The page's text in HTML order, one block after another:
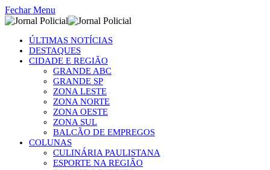
Fechar Menu
ÚLTIMAS NOTÍCIAS
DESTAQUES
CIDADE E REGIÃO
GRANDE ABC
GRANDE SP
ZONA LESTE
ZONA NORTE
ZONA OESTE
ZONA SUL
BALCÃO DE EMPREGOS
COLUNAS
CULINÁRIA PAULISTANA
ESPORTE NA REGIÃO